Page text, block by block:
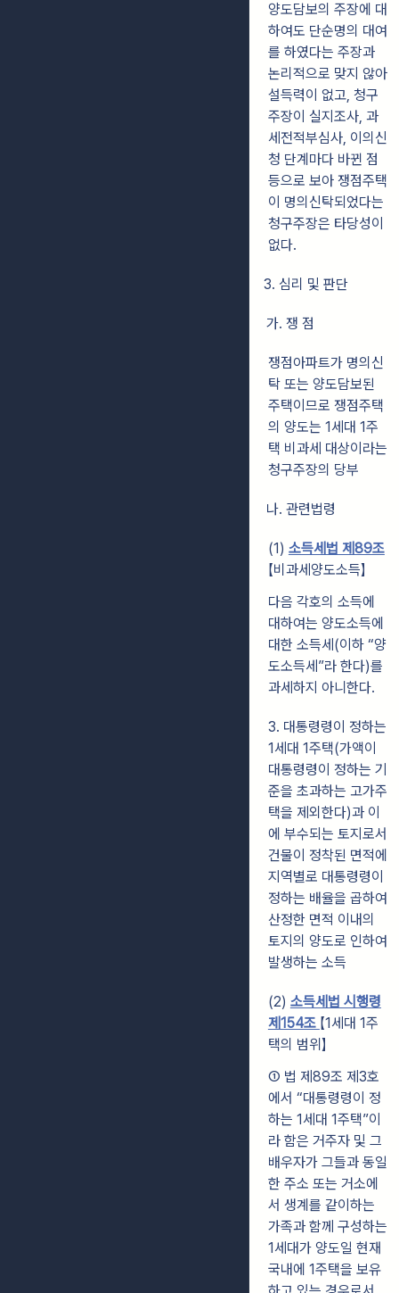
양도담보의 주장에 대
하여도 단순명의 대여
를 하였다는 주장과
논리적으로 맞지 않아
설득력이 없고, 청구
주장이 실지조사, 과
세전적부심사, 이의신
청 단계마다 바뀐 점
등으로 보아 쟁점주택
이 명의신탁되었다는
청구주장은 타당성이
없다.
3. 심리 및 판단
가. 쟁 점
쟁점아파트가 명의신
탁 또는 양도담보된
주택이므로 쟁점주택
의 양도는 1세대 1주
택 비과세 대상이라는
청구주장의 당부
나. 관련법령
(1) 소득세법 제89조
【비과세양도소득】
다음 각호의 소득에
대하여는 양도소득에
대한 소득세(이하 “양
도소득세”라 한다)를
과세하지 아니한다.
3. 대통령령이 정하는
1세대 1주택(가액이
대통령령이 정하는 기
준을 초과하는 고가주
택을 제외한다)과 이
에 부수되는 토지로서
건물이 정착된 면적에
지역별로 대통령령이
정하는 배율을 곱하여
산정한 면적 이내의
토지의 양도로 인하여
발생하는 소득
(2) 소득세법 시행령
제154조 【1세대 1주
택의 범위】
① 법 제89조 제3호
에서 “대통령령이 정
하는 1세대 1주택”이
라 함은 거주자 및 그
배우자가 그들과 동일
한 주소 또는 거소에
서 생계를 같이하는
가족과 함께 구성하는
1세대가 양도일 현재
국내에 1주택을 보유